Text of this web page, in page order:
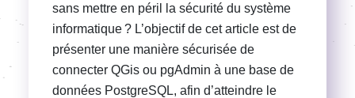
sans mettre en péril la sécurité du système
informatique ? L’objectif de cet article est de
présenter une manière sécurisée de
connecter QGis ou pgAdmin à une base de
données PostgreSQL, afin d’atteindre le